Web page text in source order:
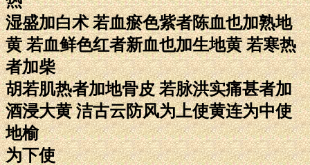
湿盛加白术 若血瘀色紫者陈血也加熟地
黄 若血鲜色红者新血也加生地黄 若寒热
者加柴
胡若肌热者加地骨皮 若脉洪实痛甚者加
酒浸大黄 洁古云防风为上使黄连为中使
地榆
为下使